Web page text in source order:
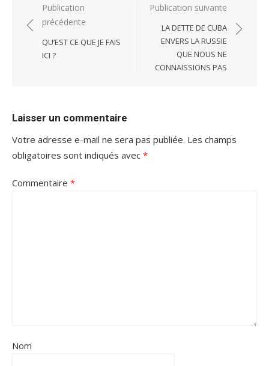
Navigation
de
l’article
Publication
précédente
QU’EST CE QUE JE FAIS
ICI ?
Publication suivante
LA DETTE DE CUBA
ENVERS LA RUSSIE
QUE NOUS NE
CONNAISSIONS PAS
Laisser un commentaire
Votre adresse e-mail ne sera pas publiée. Les champs
obligatoires sont indiqués avec *
Commentaire *
Nom